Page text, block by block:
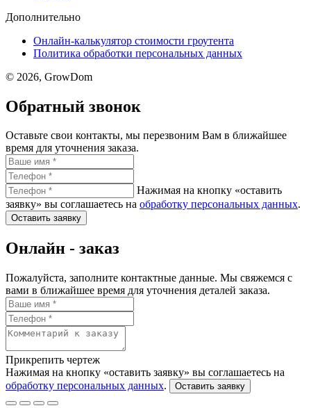
Дополнительно
Онлайн-калькулятор стоимости гроутента
Политика обработки персональных данных
© 2026, GrowDom
Обратный звонок
Оставьте свои контакты, мы перезвоним Вам в ближайшее
время для уточнения заказа.
Нажимая на кнопку «оставить
заявку» вы соглашаетесь на обработку персональных данных.
Оставить заявку
Онлайн - заказ
Пожалуйста, заполните контактные данные. Мы свяжемся с
вами в ближайшее время для уточнения деталей заказа.
Прикрепить чертеж
Нажимая на кнопку «оставить заявку» вы соглашаетесь на
обработку персональных данных. Оставить заявку